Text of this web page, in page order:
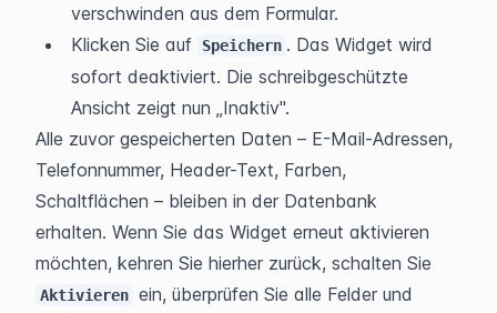
verschwinden aus dem Formular.
Klicken Sie auf
Speichern . Das Widget wird
sofort deaktiviert. Die schreibgeschützte
Ansicht zeigt nun „Inaktiv".
Alle zuvor gespeicherten Daten – E-Mail-Adressen,
Telefonnummer, Header-Text, Farben,
Schaltflächen – bleiben in der Datenbank
erhalten. Wenn Sie das Widget erneut aktivieren
Aktivieren ein, überprüfen Sie alle Felder und